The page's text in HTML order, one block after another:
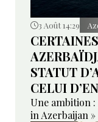
3 Août 14:29
STATUT
CELUI
Une ambition
in Azerbaijan »